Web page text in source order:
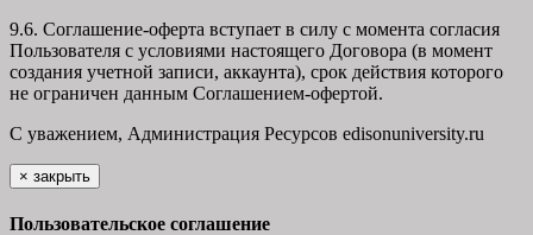
9.6. Соглашение-оферта вступает в силу с момента согласия
Пользователя с условиями настоящего Договора (в момент
создания учетной записи, аккаунта), срок действия которого
не ограничен данным Соглашением-офертой.
С уважением, Администрация Ресурсов edisonuniversity.ru
× закрыть
Пользовательское соглашение